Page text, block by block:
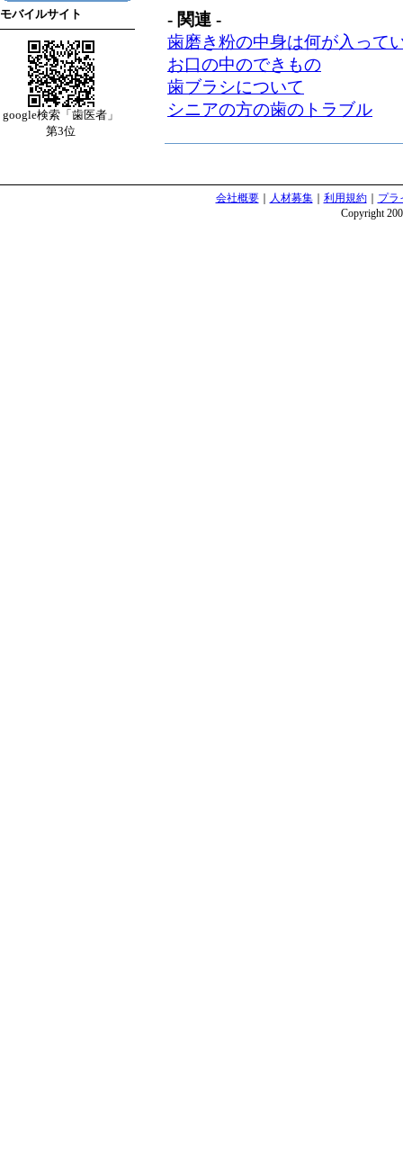
モバイルサイト
google検索「歯医者」
第3位
- 関連 -
歯磨き粉の中身は何が入って
お口の中のできもの
歯ブラシについて
シニアの方の歯のトラブル
会社概要｜ 人材募集｜ 利用規約｜
プラ
Copyright